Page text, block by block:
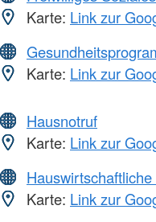
Karte: Link zur
Karte: Link zur
Hausnotruf
Karte: Link zur
Hauswirtschaftliche
Karte: Link zur